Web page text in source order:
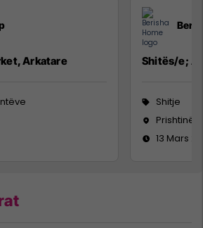
Arkatare Shitës/e;
Shitje
Prishtinë
13 Mars